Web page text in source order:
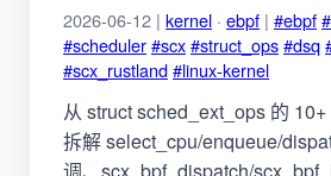
2026-06-12 | kernel · ebpf | #ebpf
#scheduler#scx#struct_ops#dsq
#scx_rustland#linux-kernel
从 struct sched_ext_ops 的 10+
拆解 select_cpu/enqueue/
调、scx_bpf_dispatch/